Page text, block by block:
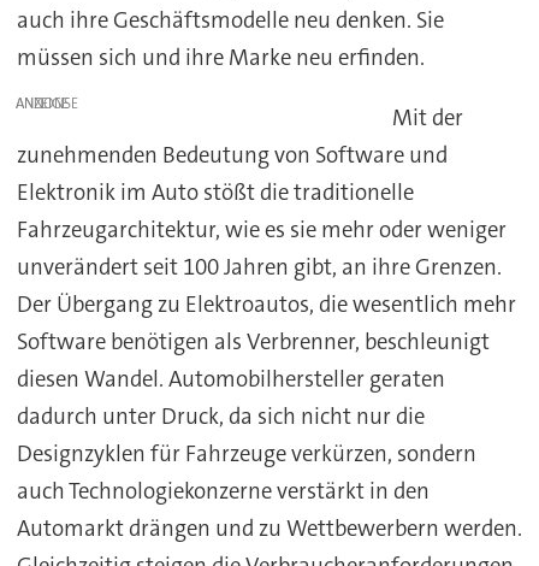
auch ihre Geschäftsmodelle neu denken. Sie
müssen sich und ihre Marke neu erfinden.
ANZEIGE
Mit der
zunehmenden Bedeutung von Software und
Elektronik im Auto stößt die traditionelle
Fahrzeugarchitektur, wie es sie mehr oder weniger
unverändert seit 100 Jahren gibt, an ihre Grenzen.
Der Übergang zu Elektroautos, die wesentlich mehr
Software benötigen als Verbrenner, beschleunigt
diesen Wandel. Automobilhersteller geraten
dadurch unter Druck, da sich nicht nur die
Designzyklen für Fahrzeuge verkürzen, sondern
auch Technologiekonzerne verstärkt in den
Automarkt drängen und zu Wettbewerbern werden.